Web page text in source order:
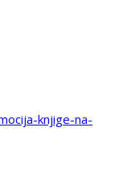
knjige-na-